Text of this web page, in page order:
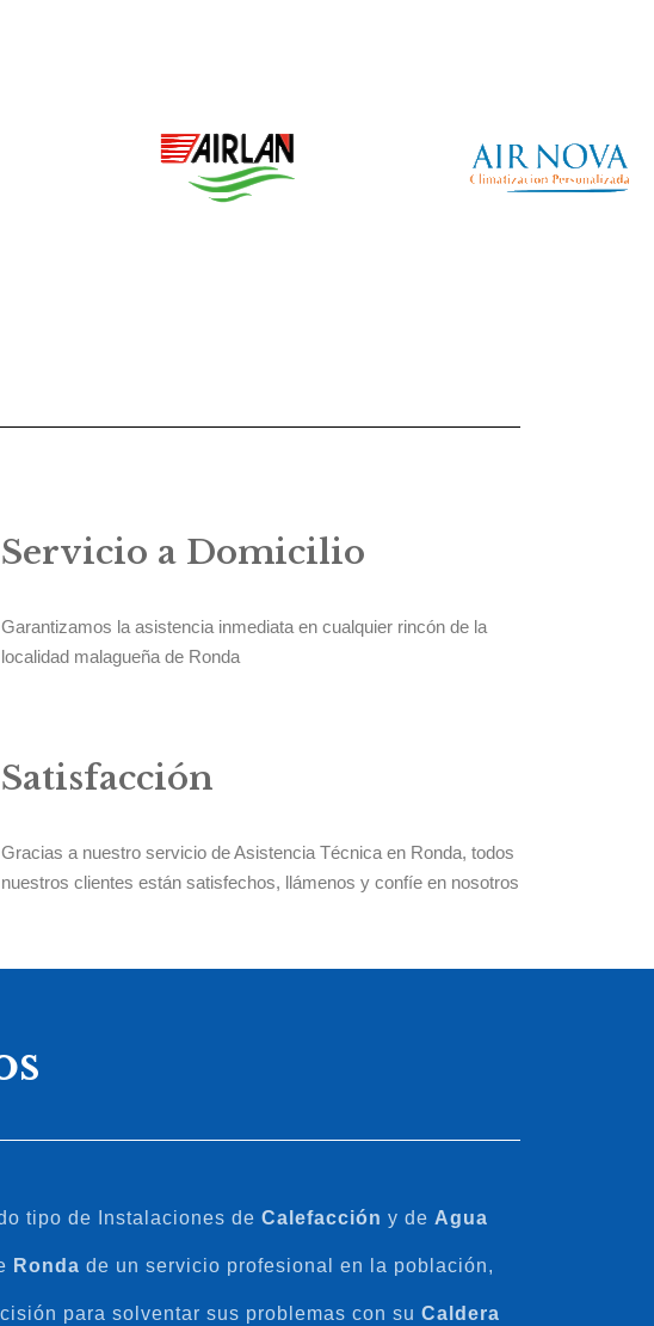
Servicio a Domicilio
Garantizamos la asistencia inmediata en cualquier rincón de la
localidad malagueña de Ronda
Satisfacción
Gracias a nuestro servicio de Asistencia Técnica en Ronda, todos
nuestros clientes están satisfechos, llámenos y confíe en nosotros
tipo de Instalaciones de Calefacción y de Agua
Ronda de un servicio profesional en la población,
para solventar sus problemas con su Caldera